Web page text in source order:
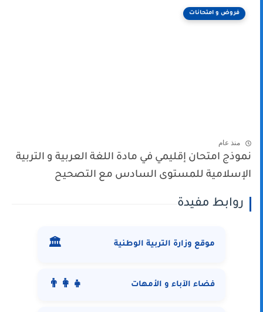
فروض و امتحانات
منذ عام
نموذج امتحان إقليمي في مادة اللغة العربية و التربية
الإسلامية للمستوى السادس مع التصحيح
روابط مفيدة
موقع وزارة التربية الوطنية 🏛️
فضاء الآباء و الأمهات 👨‍👩‍👧